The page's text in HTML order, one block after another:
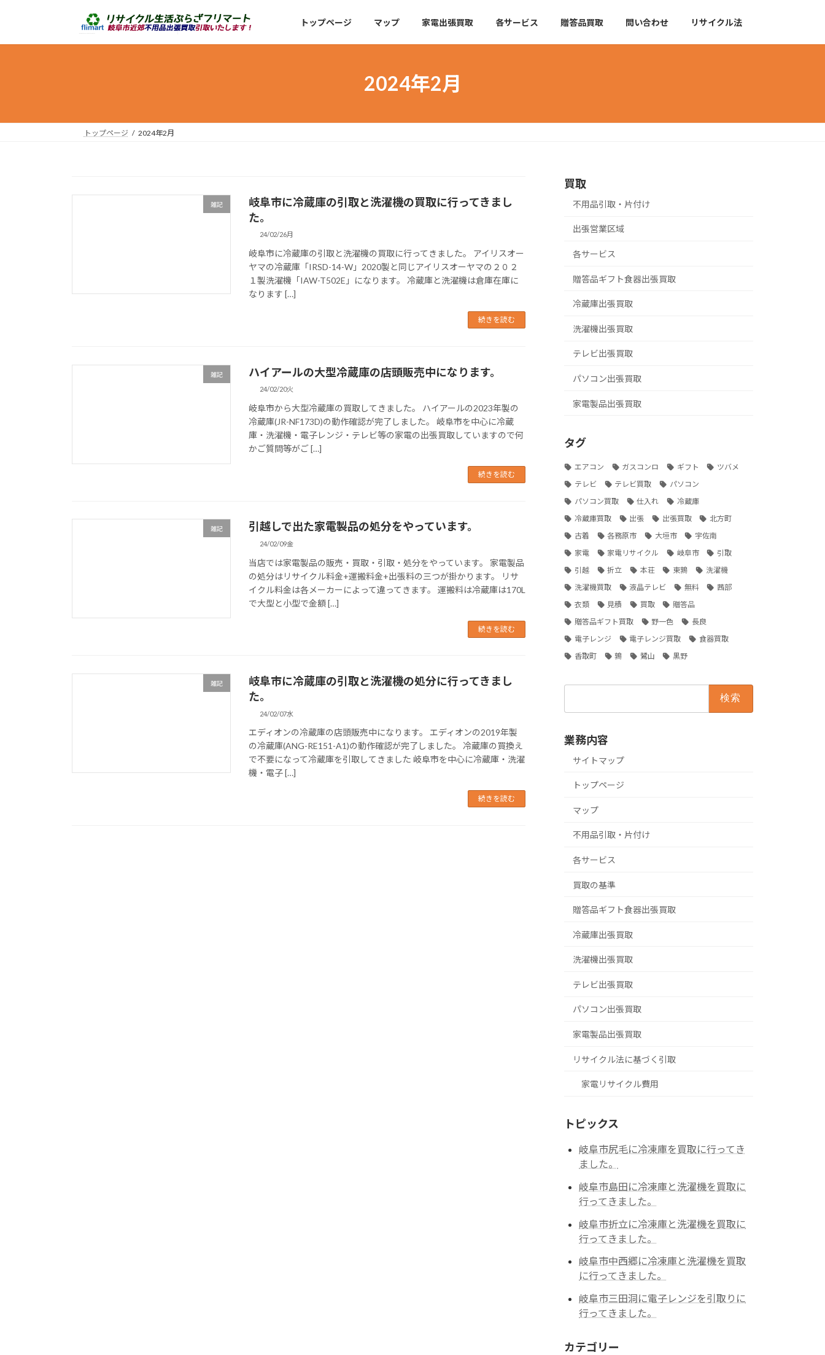
ッ
移
トップページ マップ 家電出張買取 各サービス 贈答品買取 問い合わせ リサイクル法
2024年2月
トップページ 2024年2月
雑記
岐阜市に冷蔵庫の引取と洗濯機の買取に行ってきまし
た。
24/02/26月
岐阜市に冷蔵庫の引取と洗濯機の買取に行ってきました。 アイリスオー
ヤマの冷蔵庫「IRSD-14-W」2020製と同じアイリスオーヤマの２０２
１製洗濯機「IAW-T502E」になります。 冷蔵庫と洗濯機は倉庫在庫に
なります […]
続きを読む
雑記 ハイアールの大型冷蔵庫の店頭販売中になります。
24/02/20火
岐阜市から大型冷蔵庫の買取してきました。 ハイアールの2023年製の
冷蔵庫(JR-NF173D)の動作確認が完了しました。 岐阜市を中心に冷蔵
庫・洗濯機・電子レンジ・テレビ等の家電の出張買取していますので何
かご質問等がご […]
続きを読む
雑記 引越しで出た家電製品の処分をやっています。
24/02/09金
当店では家電製品の販売・買取・引取・処分をやっています。 家電製品
の処分はリサイクル料金+運搬料金+出張料の三つが掛かります。 リサ
イクル料金は各メーカーによって違ってきます。 運搬料は冷蔵庫は170L
で大型と小型で金額 […]
続きを読む
雑記
岐阜市に冷蔵庫の引取と洗濯機の処分に行ってきまし
た。
24/02/07水
エディオンの冷蔵庫の店頭販売中になります。 エディオンの2019年製
の冷蔵庫(ANG-RE151-A1)の動作確認が完了しました。 冷蔵庫の買換え
で不要になって冷蔵庫を引取してきました 岐阜市を中心に冷蔵庫・洗濯
機・電子 […]
続きを読む
買取
不用品引取・片付け
出張営業区域
各サービス
贈答品ギフト食器出張買取
冷蔵庫出張買取
洗濯機出張買取
テレビ出張買取
パソコン出張買取
家電製品出張買取
タグ
エアコン ガスコンロ ギフト
ツバメ
テレビ
テレビ買取
パソコン
パソコン買取
仕入れ
冷蔵庫
冷蔵庫買取
出張 出張買取
北方町
古着
各務原市 大垣市
宇佐南
家電
家電リサイクル 岐阜市
引取
引越
折立 本荘 東鶉
洗濯機
洗濯機買取
液晶テレビ 無料
茜部
衣類
見積 買取
贈答品
贈答品ギフト買取
野一色
長良
電子レンジ
電子レンジ買取
食器買取
香取町
鶉 鷺山 黒野
業務内容
サイトマップ
トップページ
マップ
不用品引取・片付け
各サービス
買取の基準
贈答品ギフト食器出張買取
冷蔵庫出張買取
洗濯機出張買取
テレビ出張買取
パソコン出張買取
家電製品出張買取
リサイクル法に基づく引取
家電リサイクル費用
トピックス
岐阜市尻毛に冷凍庫を買取に行ってき
ました。
岐阜市島田に冷凍庫と洗濯機を買取に
行ってきました。
岐阜市折立に冷凍庫と洗濯機を買取に
行ってきました。
岐阜市中西郷に冷凍庫と洗濯機を買取
に行ってきました。
岐阜市三田洞に電子レンジを引取りに
行ってきました。
カテゴリー